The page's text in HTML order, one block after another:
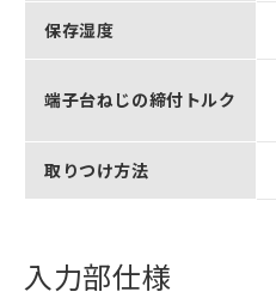
保存湿度
端子台ねじの締付トルク
取りつけ方法
入力部仕様